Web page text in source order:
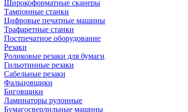
Широкоформатные сканеры
Тампонные станки
Цифровые печатные машины
Трафаретные станки
Постпечатное оборудование
Резаки
Роликовые резаки для бумаги
Гильотинные резаки
Сабельные резаки
Фальцовщики
Биговщики
Ламинаторы рулонные
Бумагосверлильные машины